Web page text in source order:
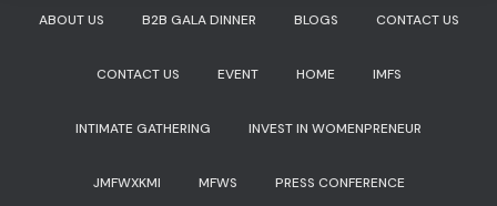
ABOUT US B2B GALA DINNER BLOGS CONTACT US
CONTACT US EVENT HOME IMFS
INTIMATE GATHERING INVEST IN WOMENPRENEUR
JMFWXKMI MFWS PRESS CONFERENCE